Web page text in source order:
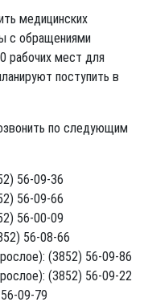
медицинских
с обращениями
рабочих мест для
поступить в
по следующим
56-09-36
56-09-66
56-00-09
56-08-66
(3852) 56-09-86
(3852) 56-09-22
09-79